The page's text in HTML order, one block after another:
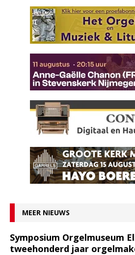
MEER NIEUWS
Symposium Orgelmuseum
tweehonderd jaar